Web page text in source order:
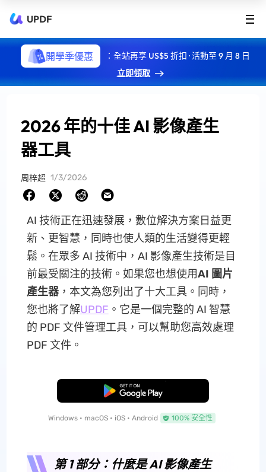
UPDF
開學季優惠
：全站再享 US$5 折扣 · 活動至 9 月 8 日
立即領取
2026 年的十佳 AI 影像產生
器工具
周梓超 1/3/2026
AI 技術正在迅速發展，數位解決方案日益更
新、更智慧，同時也使人類的生活變得更輕
鬆。在眾多 AI 技術中，AI 影像產生技術是目
前最受關注的技術。如果您也想使用AI 圖片
產生器，本文為您列出了十大工具。同時，
您也將了解UPDF 。它是一個完整的 AI 智慧
的 PDF 文件管理工具，可以幫助您高效處理
PDF 文件。
免費下載
Windows • macOS • iOS • Android 100% 安全性
第 1 部分：什麼是 AI 影像產生